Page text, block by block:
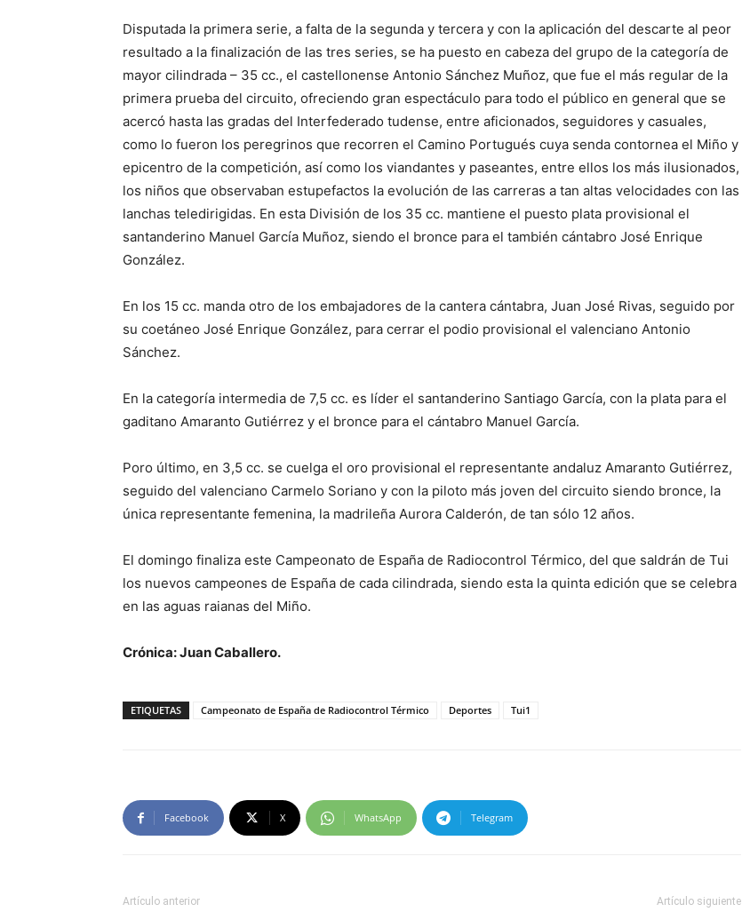
Disputada la primera serie, a falta de la segunda y tercera y con la aplicación del descarte al peor
resultado a la finalización de las tres series, se ha puesto en cabeza del grupo de la categoría de
mayor cilindrada – 35 cc., el castellonense Antonio Sánchez Muñoz, que fue el más regular de la
primera prueba del circuito, ofreciendo gran espectáculo para todo el público en general que se
acercó hasta las gradas del Interfederado tudense, entre aficionados, seguidores y casuales,
como lo fueron los peregrinos que recorren el Camino Portugués cuya senda contornea el Miño y
epicentro de la competición, así como los viandantes y paseantes, entre ellos los más ilusionados,
los niños que observaban estupefactos la evolución de las carreras a tan altas velocidades con las
lanchas teledirigidas. En esta División de los 35 cc. mantiene el puesto plata provisional el
santanderino Manuel García Muñoz, siendo el bronce para el también cántabro José Enrique
González.
En los 15 cc. manda otro de los embajadores de la cantera cántabra, Juan José Rivas, seguido por
su coetáneo José Enrique González, para cerrar el podio provisional el valenciano Antonio
Sánchez.
En la categoría intermedia de 7,5 cc. es líder el santanderino Santiago García, con la plata para el
gaditano Amaranto Gutiérrez y el bronce para el cántabro Manuel García.
Poro último, en 3,5 cc. se cuelga el oro provisional el representante andaluz Amaranto Gutiérrez,
seguido del valenciano Carmelo Soriano y con la piloto más joven del circuito siendo bronce, la
única representante femenina, la madrileña Aurora Calderón, de tan sólo 12 años.
El domingo finaliza este Campeonato de España de Radiocontrol Térmico, del que saldrán de Tui
los nuevos campeones de España de cada cilindrada, siendo esta la quinta edición que se celebra
en las aguas raianas del Miño.
Crónica: Juan Caballero.
ETIQUETAS Campeonato de España de Radiocontrol Térmico Deportes Tui1
Facebook X WhatsApp Telegram
Artículo anterior Artículo siguiente